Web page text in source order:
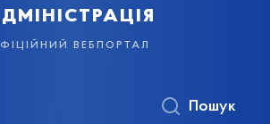
вебпортал
Пошук